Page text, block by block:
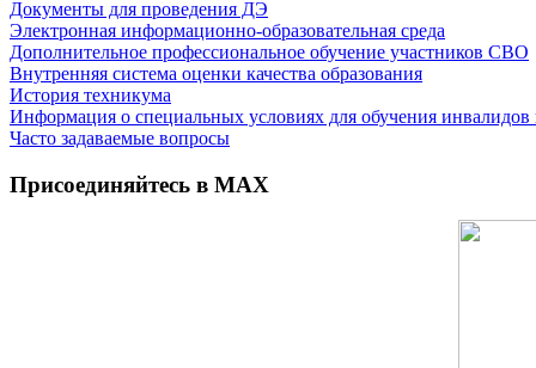
Документы для проведения ДЭ
Электронная информационно-образовательная среда
Дополнительное профессиональное обучение участников СВО
Внутренняя система оценки качества образования
История техникума
Информация о специальных условиях для обучения
Часто задаваемые вопросы
Присоединяйтесь в MAX